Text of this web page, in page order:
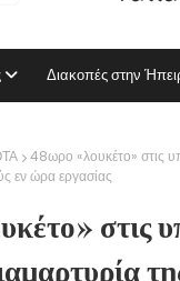
Διακοπές στην
48ωρο «λουκέτο» στις
εν ώρα εργασίας
στις